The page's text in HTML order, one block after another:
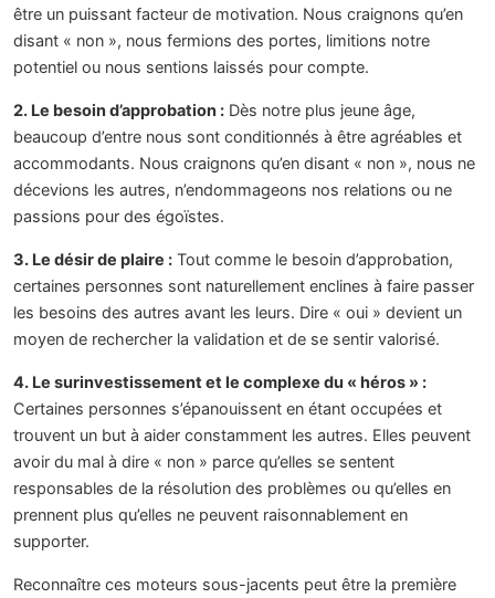
être un puissant facteur de motivation. Nous craignons qu’en
disant « non », nous fermions des portes, limitions notre
potentiel ou nous sentions laissés pour compte.
2. Le besoin d’approbation : Dès notre plus jeune âge,
beaucoup d’entre nous sont conditionnés à être agréables et
accommodants. Nous craignons qu’en disant « non », nous ne
décevions les autres, n’endommageons nos relations ou ne
passions pour des égoïstes.
3. Le désir de plaire : Tout comme le besoin d’approbation,
certaines personnes sont naturellement enclines à faire passer
les besoins des autres avant les leurs. Dire « oui » devient un
moyen de rechercher la validation et de se sentir valorisé.
4. Le surinvestissement et le complexe du « héros » :
Certaines personnes s’épanouissent en étant occupées et
trouvent un but à aider constamment les autres. Elles peuvent
avoir du mal à dire « non » parce qu’elles se sentent
responsables de la résolution des problèmes ou qu’elles en
prennent plus qu’elles ne peuvent raisonnablement en
supporter.
Reconnaître ces moteurs sous-jacents peut être la première